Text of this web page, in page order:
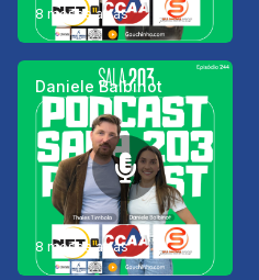
8 meses atrás
Daniele Balbinot
8 meses atrás